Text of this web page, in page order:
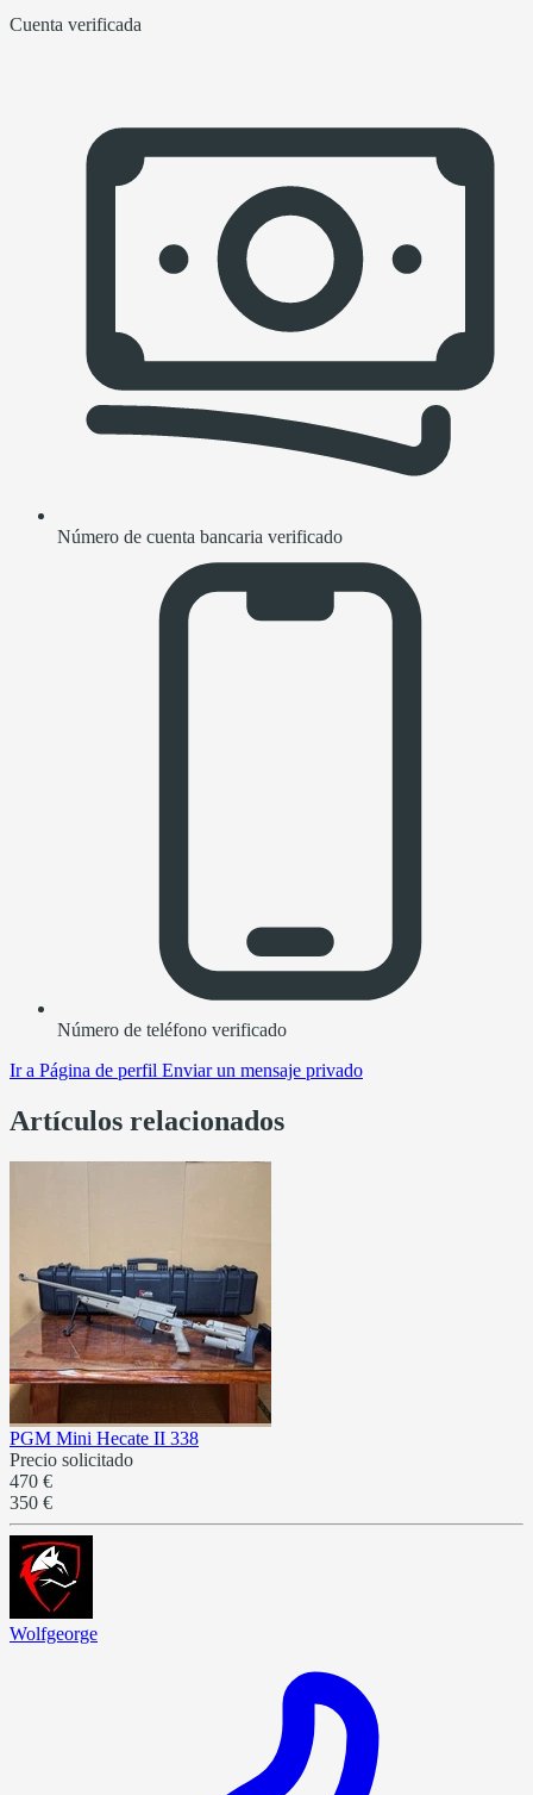
Cuenta verificada
Número de cuenta bancaria verificado
Número de teléfono verificado
Ir a Página de perfil Enviar un mensaje privado
Artículos relacionados
PGM Mini Hecate II 338
Precio solicitado
470 €
350 €
Wolfgeorge